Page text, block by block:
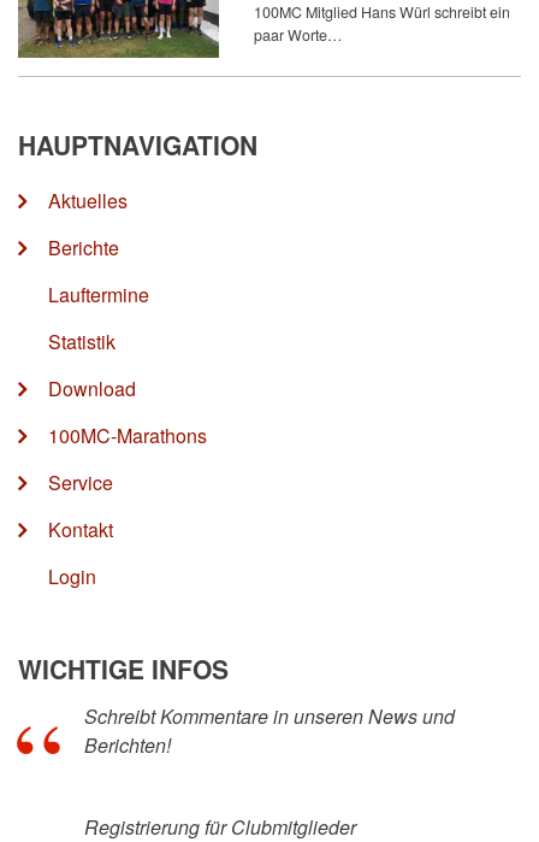
100MC Mitglied Hans Würl schreibt ein
paar Worte…
HAUPTNAVIGATION
Aktuelles
Berichte
Lauftermine
Statistik
Download
100MC-Marathons
Service
Kontakt
Login
WICHTIGE INFOS
Schreibt Kommentare in unseren News und
Berichten!
Registrierung für Clubmitglieder